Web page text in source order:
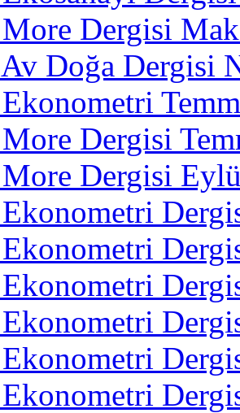
Dergisi
Doğa Dergisi
Dergisi
Dergisi